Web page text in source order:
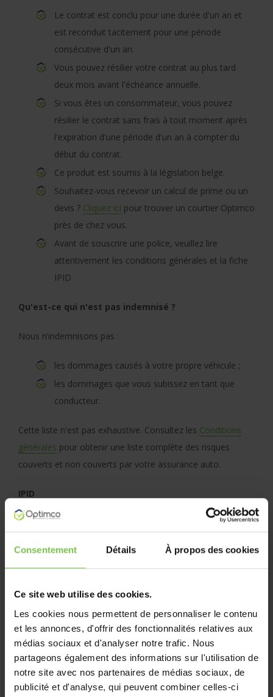
Consentement Détails À propos des cookies
Ce site web utilise des cookies.
Les cookies nous permettent de personnaliser le contenu
et les annonces, d'offrir des fonctionnalités relatives aux
médias sociaux et d'analyser notre trafic. Nous
partageons également des informations sur l'utilisation de
notre site avec nos partenaires de médias sociaux, de
publicité et d'analyse, qui peuvent combiner celles-ci
Le contrat est conclu pour une durée d'un an et
est reconduit tacitement pour une période
consécutive d'un an.
Vous pouvez résilier votre contrat au plus tard
deux mois avant l'échéance annuelle.
Si vous êtes un consommateur, vous pouvez
résilier le contrat sans frais à tout moment après
l'expiration d'une période d'un an à compter du
début du contrat.
Ce produit est soumis à la législation belge.
Souhaitez-vous recevoir un calcul de prime ou un
devis ? Cliquez ici pour trouver un courtier Optimco
près de chez vous.
Avant de souscrire une police, veuillez lire
attentivement les conditions générales et la fiche
IPID.
Qu'est-ce qui n'est pas indemnisé ?
Nous n’indemnisons pas :
les dommages causés à votre propre véhicule ;
les dommages que vous subissez en tant que
conducteur.
Cette liste n'est pas exhaustive. Consultez les Conditions
générales pour obtenir une liste complète des risques
couverts et non couverts par votre assurance auto.
IPID
IPID Responsabilité Civile (RC) voiture particulière
La Responsabilité Civile voiture particulière est un produit
d’assurance d’Optimco.
l’assureur et le porteur du risque.